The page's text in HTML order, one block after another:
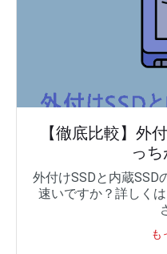
【徹底比較】外
っ
外付けSSDと内蔵SSD
速いですか？詳しく
も